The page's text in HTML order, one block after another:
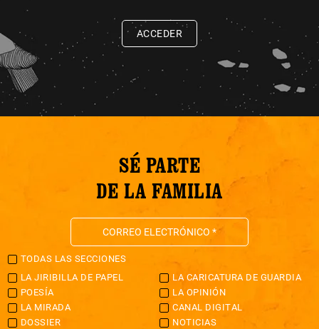
ACCEDER
SÉ PARTE
DE LA FAMILIA
TODAS LAS SECCIONES
LA JIRIBILLA DE PAPEL
LA CARICATURA DE GUARDIA
POESÍA
LA OPINIÓN
LA MIRADA
CANAL DIGITAL
DOSSIER
NOTICIAS